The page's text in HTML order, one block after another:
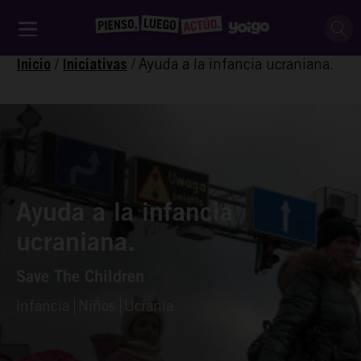
Inicio / Iniciativas / Ayuda a la infancia ucraniana.
Ayuda a la infancia
ucraniana.
Ucrania